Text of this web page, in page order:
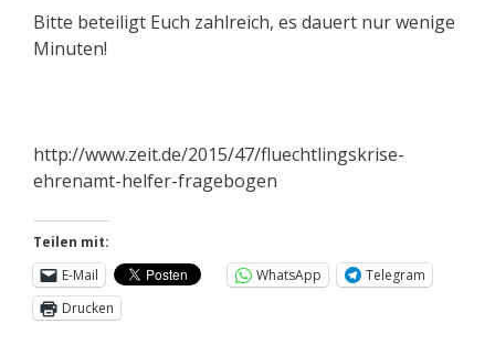
Bitte beteiligt Euch zahlreich, es dauert nur wenige
Minuten!
http://www.zeit.de/2015/47/fluechtlingskrise-
ehrenamt-helfer-fragebogen
Teilen mit:
E-Mail
WhatsApp
Telegram
Drucken